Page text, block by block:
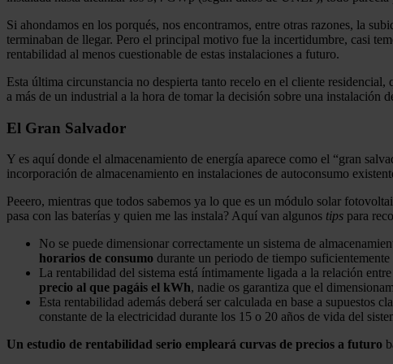
Si ahondamos en los porqués, nos encontramos, entre otras razones, la
terminaban de llegar. Pero el principal motivo fue la incertidumbre, casi
rentabilidad al menos cuestionable de estas instalaciones a futuro.
Esta última circunstancia no despierta tanto recelo en el cliente
a más de un industrial a la hora de tomar la decisión sobre una instalación
El Gran Salvador
Y es aquí donde el almacenamiento de energía aparece como el “gran
incorporación de almacenamiento en instalaciones de autoconsumo
Peeero, mientras que todos sabemos ya lo que es un módulo solar
pasa con las baterías y quien me las instala? Aquí van algunos tips para
No se puede dimensionar correctamente un sistema de
horarios de consumo durante un periodo de tiempo suficientemente
La rentabilidad del sistema está íntimamente ligada a la relación
precio al que pagáis el kWh, nadie os garantiza que el
Esta rentabilidad además deberá ser calculada en base a supuestos
constante de la electricidad durante los 15 o 20 años de vida del
Un estudio de rentabilidad serio empleará curvas de precios a futuro